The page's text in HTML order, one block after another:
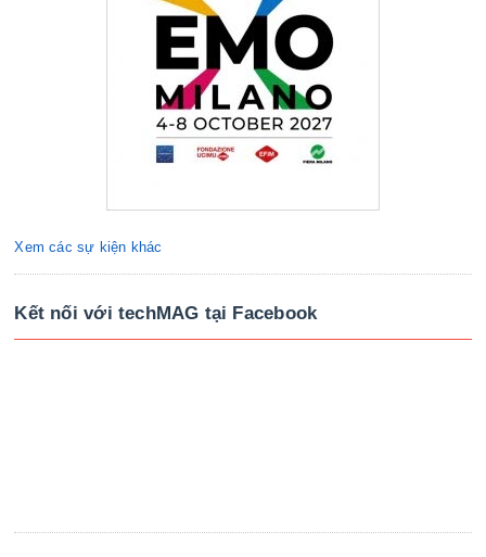
Xem các sự kiện khác
Kết nối với techMAG tại Facebook